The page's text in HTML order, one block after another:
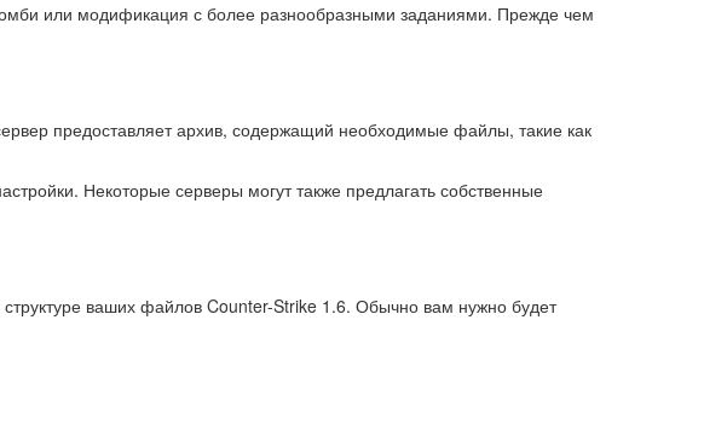
или модификация с более разнообразными заданиями. Прежде чем
предоставляет архив, содержащий необходимые файлы, такие как
Некоторые серверы могут также предлагать собственные
ваших файлов Counter-Strike 1.6. Обычно вам нужно будет